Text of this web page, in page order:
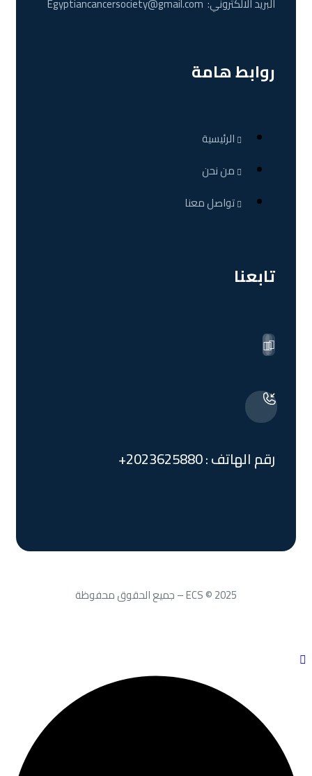
روابط هامة
الرئيسية
من نحن
تواصل معنا
تابعنا
رقم الهاتف : 2023625880+
ECS © 2025 – جميع الحقوق محفوظة